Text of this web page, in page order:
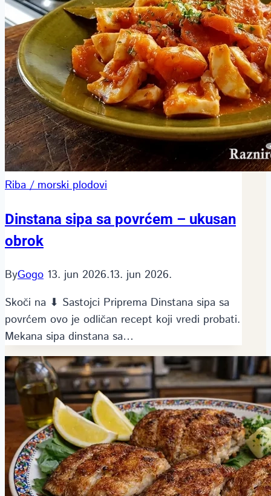
Riba / morski plodovi
Dinstana sipa sa povrćem – ukusan
obrok
ByGogo 13. jun 2026.13. jun 2026.
Skoči na ⬇ Sastojci Priprema Dinstana sipa sa
povrćem ovo je odličan recept koji vredi probati.
Mekana sipa dinstana sa…